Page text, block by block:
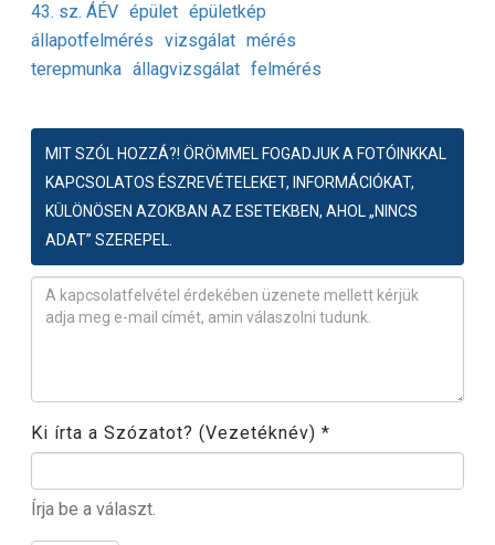
43. sz. ÁÉV épület épületkép
állapotfelmérés vizsgálat mérés
terepmunka állagvizsgálat felmérés
MIT SZÓL HOZZÁ?! ÖRÖMMEL FOGADJUK A FOTÓINKKAL
KAPCSOLATOS ÉSZREVÉTELEKET, INFORMÁCIÓKAT,
KÜLÖNÖSEN AZOKBAN AZ ESETEKBEN, AHOL „NINCS
ADAT” SZEREPEL.
Ki írta a Szózatot? (Vezetéknév) *
Írja be a választ.